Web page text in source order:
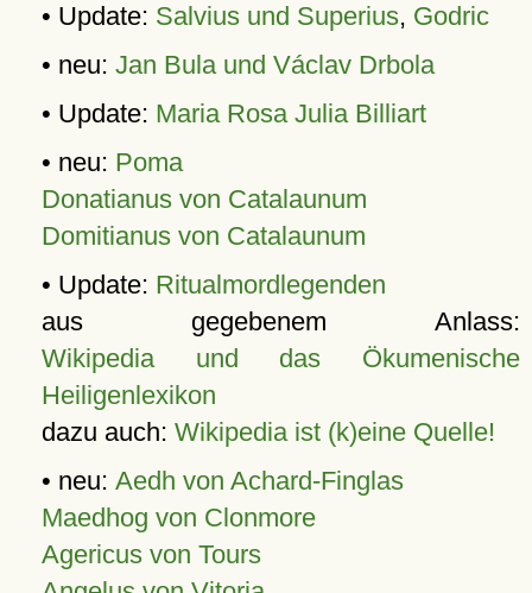
• Update: Salvius und Superius, Godric
• neu: Jan Bula und Václav Drbola
• Update: Maria Rosa Julia Billiart
• neu: Poma
Donatianus von Catalaunum
Domitianus von Catalaunum
• Update: Ritualmordlegenden
aus gegebenem Anlass:
Wikipedia und das Ökumenische
Heiligenlexikon
dazu auch: Wikipedia ist (k)eine Quelle!
• neu: Aedh von Achard-Finglas
Maedhog von Clonmore
Agericus von Tours